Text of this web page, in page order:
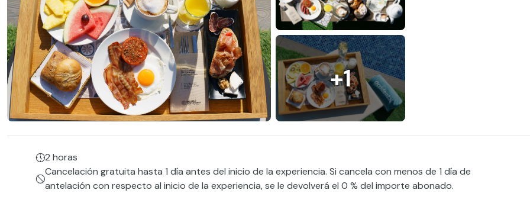
+1
2 horas
Cancelación gratuita hasta 1 día antes del inicio de la experiencia. Si cancela con menos de 1 día de
antelación con respecto al inicio de la experiencia, se le devolverá el 0 % del importe abonado.